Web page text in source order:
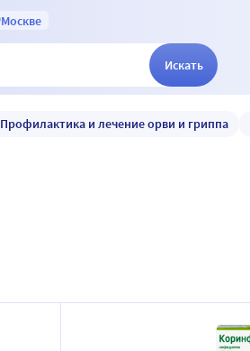
Москве
Искать
Профилактика и лечение орви и гриппа